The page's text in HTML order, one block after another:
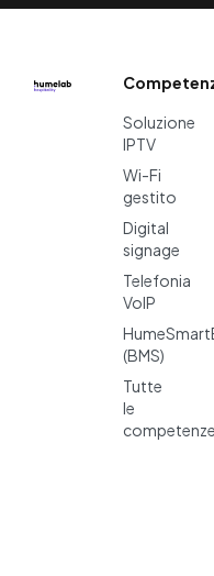
Soluzione
IPTV
Wi-Fi
gestito
Digital
signage
Telefonia
VoIP
(BMS)
Tutte
le
competenze